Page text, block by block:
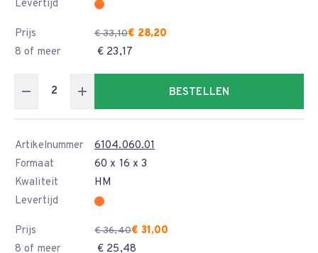
Levertijd
Prijs € 33,10€ 28,20
8 of meer
€ 23,17
BESTELLEN
Artikelnummer
6104.060.01
Formaat
60 x 16 x 3
Kwaliteit
HM
Levertijd
Prijs € 36,40€ 31,00
8 of meer
€ 25,48